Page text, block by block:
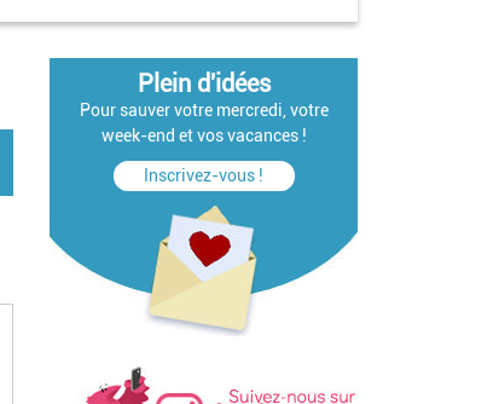
Plein d'idées
Pour sauver votre mercredi, votre
week-end et vos vacances !
Inscrivez-vous !